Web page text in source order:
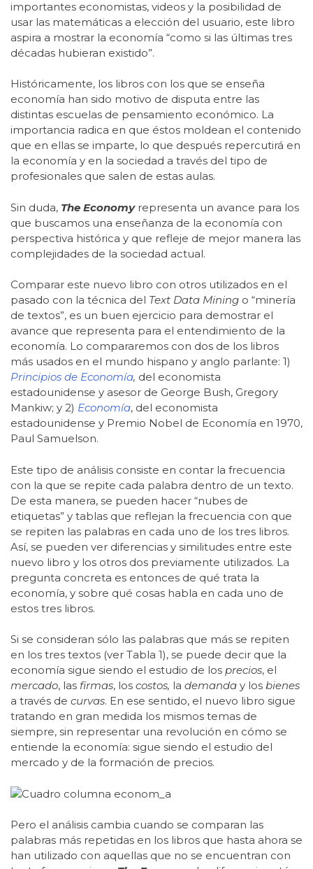
importantes economistas, videos y la posibilidad de
usar las matemáticas a elección del usuario, este libro
aspira a mostrar la economía “como si las últimas tres
décadas hubieran existido”.
Históricamente, los libros con los que se enseña
economía han sido motivo de disputa entre las
distintas escuelas de pensamiento económico. La
importancia radica en que éstos moldean el contenido
que en ellas se imparte, lo que después repercutirá en
la economía y en la sociedad a través del tipo de
profesionales que salen de estas aulas.
Sin duda, The Economyrepresenta un avance para los
que buscamos una enseñanza de la economía con
perspectiva histórica y que refleje de mejor manera las
complejidades de la sociedad actual.
Comparar este nuevo libro con otros utilizados en el
pasado con la técnica del Text Data Mining o “minería
de textos”, es un buen ejercicio para demostrar el
avance que representa para el entendimiento de la
economía. Lo compararemos con dos de los libros
más usados en el mundo hispano y anglo parlante: 1)
Principios de Economía, del economista
estadounidense y asesor de George Bush, Gregory
Mankiw; y 2) Economía, del economista
estadounidense y Premio Nobel de Economía en 1970,
Paul Samuelson.
Este tipo de análisis consiste en contar la frecuencia
con la que se repite cada palabra dentro de un texto.
De esta manera, se pueden hacer “nubes de
etiquetas” y tablas que reflejan la frecuencia con que
se repiten las palabras en cada uno de los tres libros.
Así, se pueden ver diferencias y similitudes entre este
nuevo libro y los otros dos previamente utilizados. La
pregunta concreta es entonces de qué trata la
economía, y sobre qué cosas habla en cada uno de
estos tres libros.
Si se consideran sólo las palabras que más se repiten
en los tres textos (ver Tabla 1), se puede decir que la
economía sigue siendo el estudio de los precios, el
mercado, las firmas, los costos, la demanda y los bienes
a través de curvas. En ese sentido, el nuevo libro sigue
tratando en gran medida los mismos temas de
siempre, sin representar una revolución en cómo se
entiende la economía: sigue siendo el estudio del
mercado y de la formación de precios.
Pero el análisis cambia cuando se comparan las
palabras más repetidas en los libros que hasta ahora se
han utilizado con aquellas que no se encuentran con